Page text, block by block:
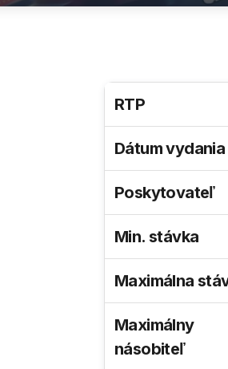
RTP
Dátum vydania
Poskytovateľ
Min. stávka
Maximálna
Maximálny
násobiteľ